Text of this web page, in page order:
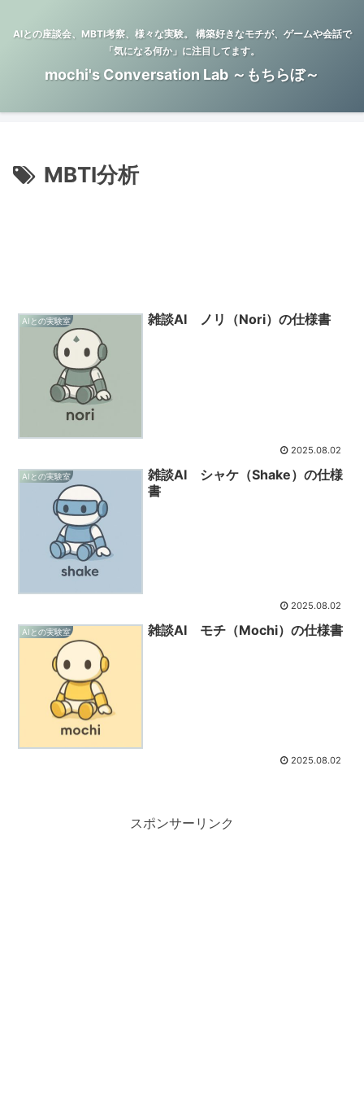
AIとの座談会、MBTI考察、様々な実験。 構築好きなモチが、ゲームや会話で
「気になる何か」に注目してます。
mochi's Conversation Lab ～もちらぼ～
MBTI分析
AIとの実験室 雑談AI ノリ（Nori）の仕様書
2025.08.02
AIとの実験室
雑談AI シャケ（Shake）の仕様
書
2025.08.02
AIとの実験室 雑談AI モチ（Mochi）の仕様書
2025.08.02
スポンサーリンク